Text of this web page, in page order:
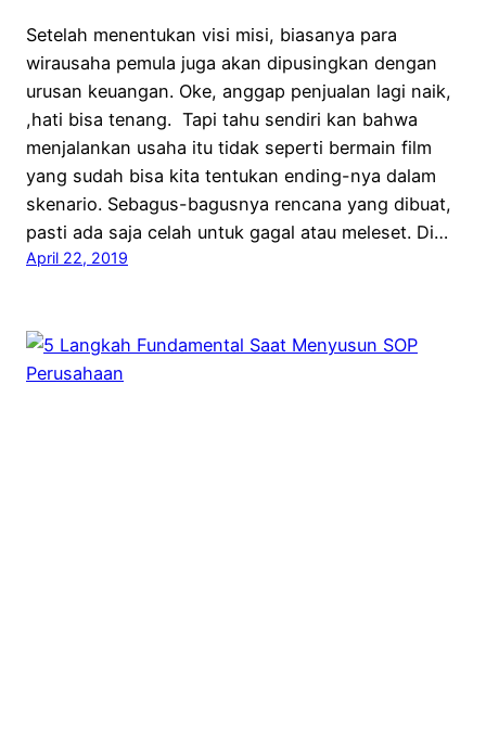
Setelah menentukan visi misi, biasanya para
wirausaha pemula juga akan dipusingkan dengan
urusan keuangan. Oke, anggap penjualan lagi naik,
,hati bisa tenang. Tapi tahu sendiri kan bahwa
menjalankan usaha itu tidak seperti bermain film
yang sudah bisa kita tentukan ending-nya dalam
skenario. Sebagus-bagusnya rencana yang dibuat,
pasti ada saja celah untuk gagal atau meleset. Di…
April 22, 2019